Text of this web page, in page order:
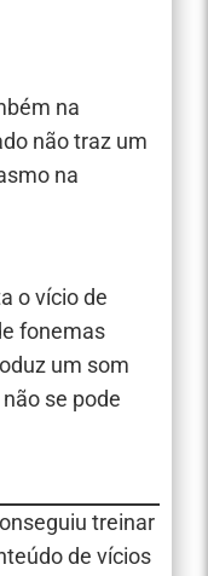
na
não traz um
na
o vício de
fonemas
um som
se pode
treinar
de vícios